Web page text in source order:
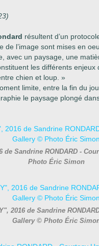
résultent d’un
l’image sont mises en
avec un paysage, une ma
les différents enjeux
chien et loup. »
limite, entre la fin du
le paysage plongé
de Sandrine RONDARD -
Photo Éric Simon
2016 de Sandrine
Gallery © Photo Éric